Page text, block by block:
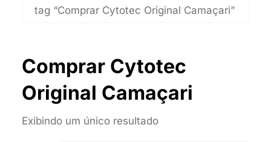
tag “Comprar Cytotec Original Camaçari”
Comprar Cytotec
Original Camaçari
Exibindo um único resultado